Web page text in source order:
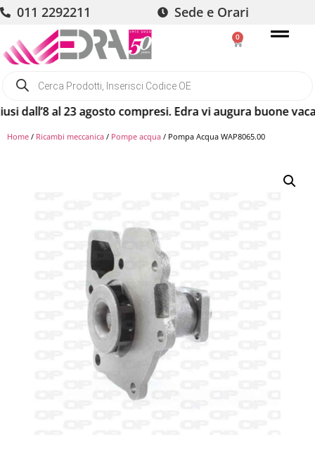
011 2292211 Sede e Orari
0
al 23 agosto compresi. Edra vi augura buone
Home / Ricambi meccanica / Pompe acqua / Pompa Acqua WAP8065.00